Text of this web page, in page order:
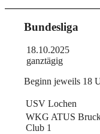
Bundesliga
18.10.2025
ganztägig
Beginn jeweils 18
USV Lochen
WKG ATUS
Club 1